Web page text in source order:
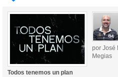
por José
Megias
Todos tenemos un plan